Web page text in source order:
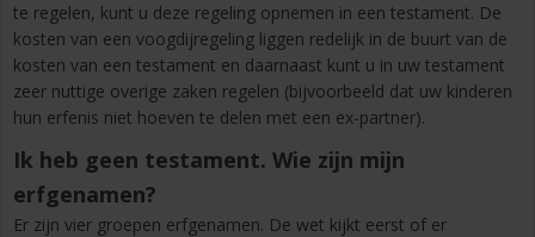
te regelen, kunt u deze regeling opnemen in een testament. De
kosten van een voogdijregeling liggen redelijk in de buurt van de
kosten van een testament en daarnaast kunt u in uw testament
zeer nuttige overige zaken regelen (bijvoorbeeld dat uw kinderen
hun erfenis niet hoeven te delen met een ex-partner).
Ik heb geen testament. Wie zijn mijn
erfgenamen?
Er zijn vier groepen erfgenamen. De wet kijkt eerst of er